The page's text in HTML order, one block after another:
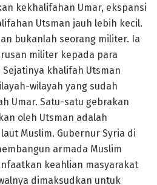
kekhalifahan Umar, ekspansi
Utsman jauh lebih kecil.
bukanlah seorang militer. Ia
militer kepada para
khalifah Utsman
wilayah yang sudah
Umar. Satu-satu gebrakan
oleh Utsman adalah
Muslim. Gubernur Syria di
armada Muslim
keahlian masyarakat
dimaksudkan untuk